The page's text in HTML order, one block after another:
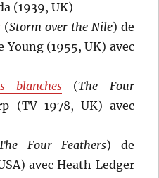
(1939, UK)
(Storm over the Nile) de
Young (1955, UK) avec
blanches (The Four
(TV 1978, UK) avec
Four Feathers) de
avec Heath Ledger